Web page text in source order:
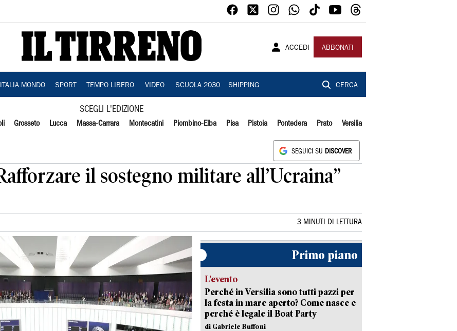
ACCEDI ABBONATI
ITALIA MONDO SPORT TEMPO LIBERO VIDEO SCUOLA 2030 SHIPPING CERCA
SCEGLI L'EDIZIONE
Grosseto Lucca Massa-Carrara Montecatini Piombino-Elba Pisa Pistoia Pontedera Prato Versilia
SEGUICI SU DISCOVER
il sostegno militare all’Ucraina”
3 MINUTI DI LETTURA
Primo piano
L’evento
Perché in Versilia sono tutti pazzi per
la festa in mare aperto? Come nasce e
perché è legale il Boat Party
di Gabriele Buffoni